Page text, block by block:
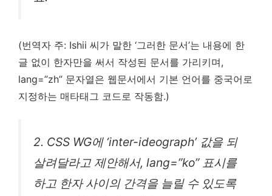
(번역자 주: Ishii 씨가 말한 ‘그러한 문서’는 내용에 한
글 없이 한자만을 써서 작성된 문서를 가리키며,
lang=”zh” 문자열은 웹문서에서 기본 언어를 중국어로
지정하는 매타태그 코드로 작동함.)
2. CSS WG에 ‘inter-ideograph’ 값을 되
살려달라고 제안해서, lang=”ko” 표시를
하고 한자 사이의 간격을 늘릴 수 있도록